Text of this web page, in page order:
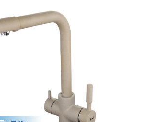
для ванных комнат